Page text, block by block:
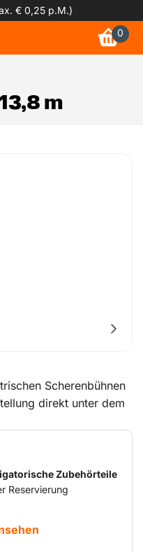
€ 0,25 p.M.)
0
m
Scherenbühnen
direkt unter dem
verfügen
Aufgrund der
mehr Platz
Personen und
Höhe
durchzuführen.
Zubehörteile
Reservierung